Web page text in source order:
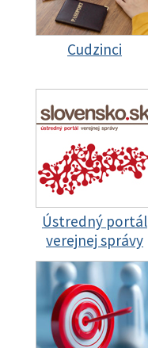
Cudzinci
Ústredný portál
verejnej správy